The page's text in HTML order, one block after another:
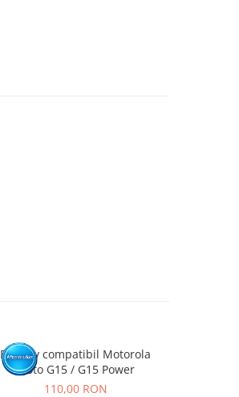
Display compatibil Motorola
Moto G15 / G15 Power
110,00 RON